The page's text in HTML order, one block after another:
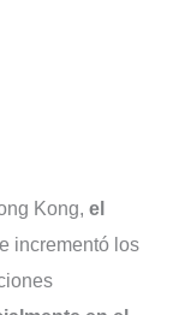
Kong, el
incrementó los